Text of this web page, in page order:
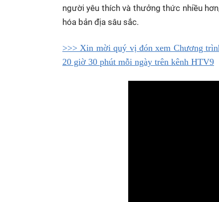
người yêu thích và thưởng thức nhiều
hóa bản địa sâu sắc.
>>> Xin mời quý vị đón xem Chương
20 giờ 30 phút mỗi ngày trên kênh HTV9